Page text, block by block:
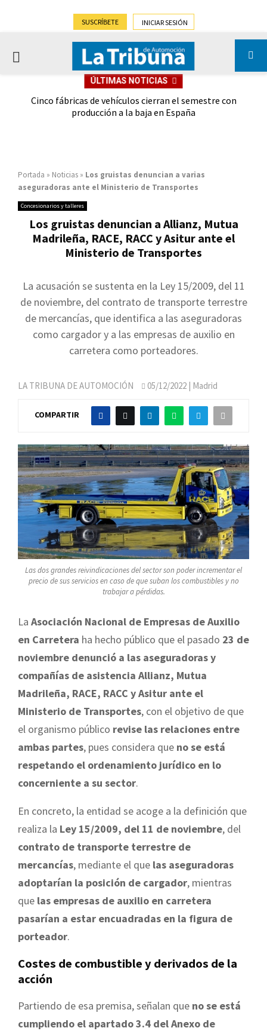
SUSCRÍBETE INICIAR SESIÓN
PRIMARY
ÚLTIMAS NOTICIAS
Cinco fábricas de vehículos cierran el semestre con
producción a la baja en España
Portada » Noticias » Los gruistas denuncian a varias
aseguradoras ante el Ministerio de Transportes
Concesionarios y talleres
Los gruistas denuncian a Allianz, Mutua
Madrileña, RACE, RACC y Asitur ante el
Ministerio de Transportes
La acusación se sustenta en la Ley 15/2009, del 11
de noviembre, del contrato de transporte terrestre
de mercancías, que identifica a las aseguradoras
como cargador y a las empresas de auxilio en
carretera como porteadores.
LA TRIBUNA DE AUTOMOCIÓN 05/12/2022 | Madrid
COMPARTIR
Las dos grandes reivindicaciones del sector son poder incrementar el
precio de sus servicios en caso de que suban los combustibles y no
trabajar a pérdidas.
La Asociación Nacional de Empresas de Auxilio
en Carretera ha hecho público que el pasado 23 de
noviembre denunció a las aseguradoras y
compañías de asistencia Allianz, Mutua
Madrileña, RACE, RACC y Asitur ante el
Ministerio de Transportes, con el objetivo de que
el organismo público revise las relaciones entre
ambas partes, pues considera que no se está
respetando el ordenamiento jurídico en lo
concerniente a su sector.
En concreto, la entidad se acoge a la definición que
realiza la Ley 15/2009, del 11 de noviembre, del
contrato de transporte terrestre de
mercancías, mediante el que las aseguradoras
adoptarían la posición de cargador, mientras
que las empresas de auxilio en carretera
pasarían a estar encuadradas en la figura de
porteador.
Costes de combustible y derivados de la
acción
Partiendo de esa premisa, señalan que no se está
cumpliendo el apartado 3.4 del Anexo de